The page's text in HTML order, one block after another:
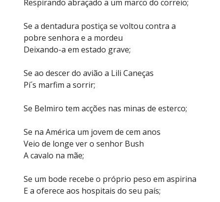
Respirando abraçado a um marco do correio;
Se a dentadura postiça se voltou contra a
pobre senhora e a mordeu
Deixando-a em estado grave;
Se ao descer do avião a Lili Caneças
Pí´s marfim a sorrir;
Se Belmiro tem acções nas minas de esterco;
Se na América um jovem de cem anos
Veio de longe ver o senhor Bush
A cavalo na mãe;
Se um bode recebe o próprio peso em aspirina
E a oferece aos hospitais do seu país;